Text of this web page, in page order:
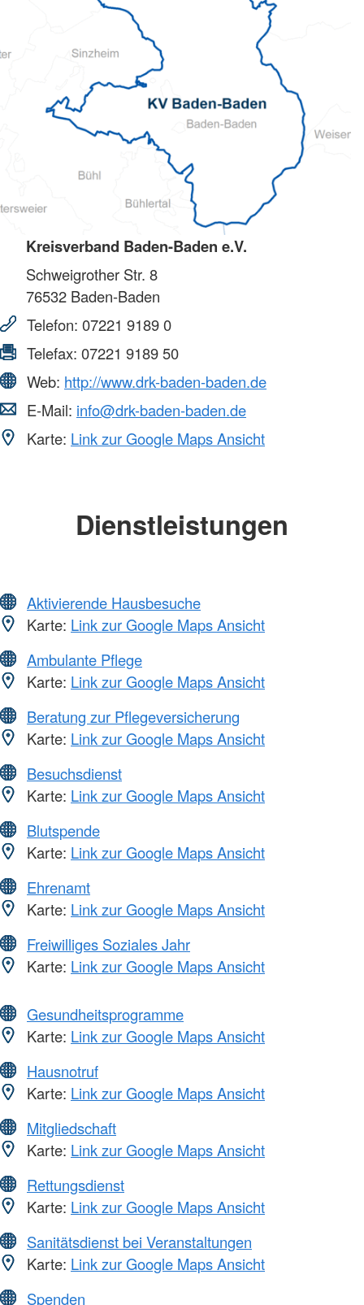
Kreisverband Baden-Baden e.V.
Schweigrother Str. 8
76532 Baden-Baden
Telefon: 07221 9189 0
Telefax: 07221 9189 50
Web: http://www.drk-baden-baden.de
E-Mail: info@drk-baden-baden.de
Karte: Link zur Google Maps Ansicht
Dienstleistungen
Aktivierende Hausbesuche
Karte: Link zur Google Maps Ansicht
Ambulante Pflege
Karte: Link zur Google Maps Ansicht
Beratung zur Pflegeversicherung
Karte: Link zur Google Maps Ansicht
Besuchsdienst
Karte: Link zur Google Maps Ansicht
Blutspende
Karte: Link zur Google Maps Ansicht
Ehrenamt
Karte: Link zur Google Maps Ansicht
Freiwilliges Soziales Jahr
Karte: Link zur Google Maps Ansicht
Gesundheitsprogramme
Karte: Link zur Google Maps Ansicht
Hausnotruf
Karte: Link zur Google Maps Ansicht
Mitgliedschaft
Karte: Link zur Google Maps Ansicht
Rettungsdienst
Karte: Link zur Google Maps Ansicht
Sanitätsdienst bei Veranstaltungen
Karte: Link zur Google Maps Ansicht
Spenden